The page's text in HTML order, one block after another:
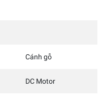
Cánh gỗ
DC Motor